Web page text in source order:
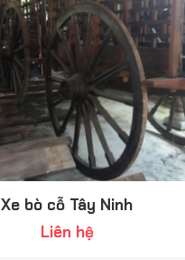
Xe bò cỗ Tây Ninh
Liên hệ